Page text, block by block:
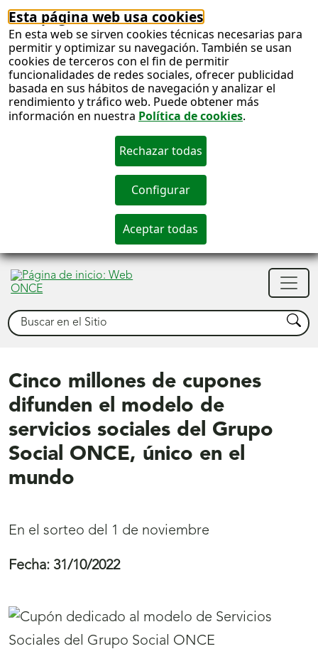
Esta página web usa cookies
En esta web se sirven cookies técnicas necesarias para
permitir y optimizar su navegación. También se usan
cookies de terceros con el fin de permitir
funcionalidades de redes sociales, ofrecer publicidad
basada en sus hábitos de navegación y analizar el
rendimiento y tráfico web. Puede obtener más
información en nuestra Política de cookies.
Buscar Buscar
Cinco millones de cupones
difunden el modelo de
servicios sociales del Grupo
Social ONCE, único en el
mundo
En el sorteo del 1 de noviembre
Fecha: 31/10/2022